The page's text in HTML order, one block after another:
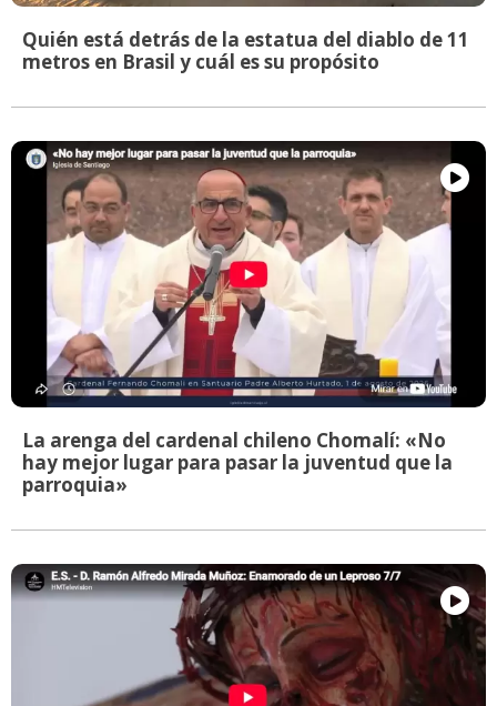
Quién está detrás de la estatua del diablo de 11
metros en Brasil y cuál es su propósito
La arenga del cardenal chileno Chomalí: «No
hay mejor lugar para pasar la juventud que la
parroquia»